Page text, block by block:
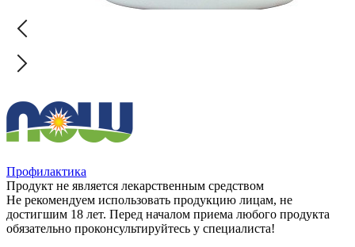
Профилактика
Продукт не является лекарственным средством
Не рекомендуем использовать продукцию лицам, не
достигшим 18 лет. Перед началом приема любого продукта
обязательно проконсультируйтесь у специалиста!